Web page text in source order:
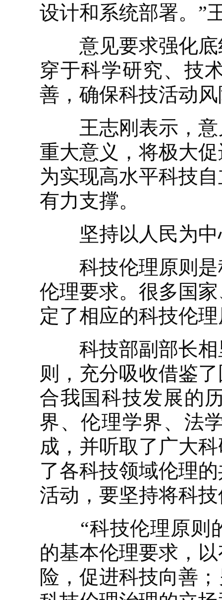
设计和系统部署。”
意见要求强化底
穿于科学研究、技
善，确保科技活动
王志刚表示，意
重大意义，将极大
为实现高水平科技
有力支撑。
坚持以人民为中
科技伦理原则是
伦理要求。很多国
定了相应的科技伦
科技部副部长相
则，充分吸收借鉴
合我国科技发展的
界、伦理学界、法
成，并听取了广大
了各科技领域伦理
活动，要坚持将科
“科技伦理原则的
的基本伦理要求，
险，促进科技向善